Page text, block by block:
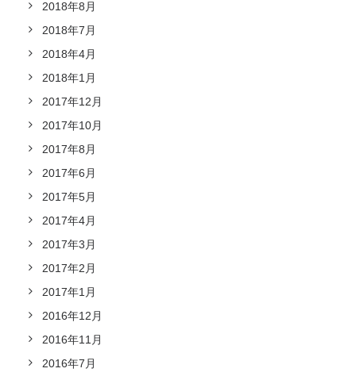
2018年8月
2018年7月
2018年4月
2018年1月
2017年12月
2017年10月
2017年8月
2017年6月
2017年5月
2017年4月
2017年3月
2017年2月
2017年1月
2016年12月
2016年11月
2016年7月